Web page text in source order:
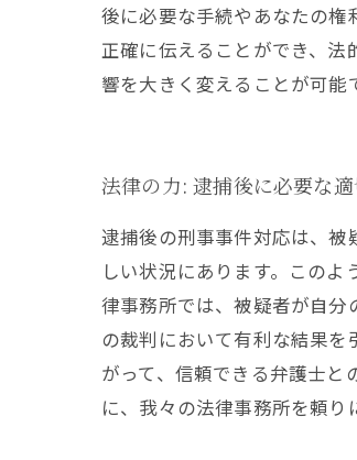
後に必要な手続やあなたの権
正確に伝えることができ、法
響を大きく変えることが可能
法律の力: 逮捕後に必要な
逮捕後の刑事事件対応は、
しい状況にあります。この
律事務所では、被疑者が自
の裁判において有利な結果
がって、信頼できる弁護士
に、我々の法律事務所を頼り